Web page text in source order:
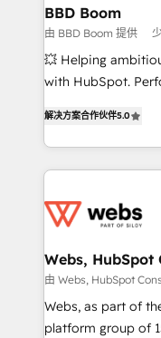
Custom APIs and third-
End Revenue
pipeline growth
and CRM
Execution • 750+
implementations •
BBD Boom
由 BBD Boom 提供
💥 Helping
with HubSpot.
to HubSpot
solve all your
adoption, sales
the first time 🔧
and build using
with other
HubSpot pros 📊
HubSpot Why us? - SIX HubSpot Accreditations -
解决方案合作伙伴5.0
Webs,
由 Webs, HubSpot
Webs, as part of
platform group of 150 Fte, is the